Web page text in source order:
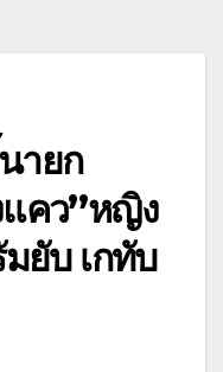
ายก
คว”หญิง
ยับ เกทับ